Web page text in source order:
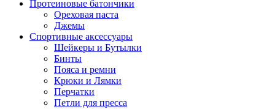
Протеиновые батончики
Ореховая паста
Джемы
Спортивные аксессуары
Шейкеры и Бутылки
Бинты
Пояса и ремни
Крюки и Лямки
Перчатки
Петли для пресса